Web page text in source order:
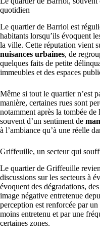
quotidien
Le quartier de Barriol est
habitants lorsqu’ils évoquent
la ville. Cette réputation vient
nuisances urbaines, de
quelques faits de petite
immeubles et des espaces
Même si tout le quartier n’est
manière, certaines rues sont
notamment après la tombée
souvent d’un sentiment de
à l’ambiance qu’à une réelle
Griffeuille, un secteur qui
Le quartier de Griffeuille
discussions sur les secteurs à
évoquent des dégradations,
image négative entretenue
perception est renforcée par
moins entretenu et par une
certaines zones.